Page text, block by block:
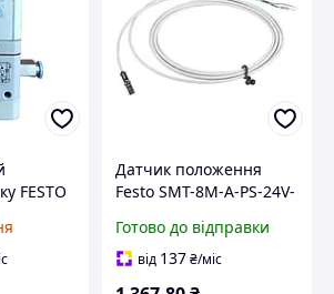
FESTO
Датчик положення
Festo SMT-8M-A-PS-24V-
574335
Готово до відправки
від 137₴/міс